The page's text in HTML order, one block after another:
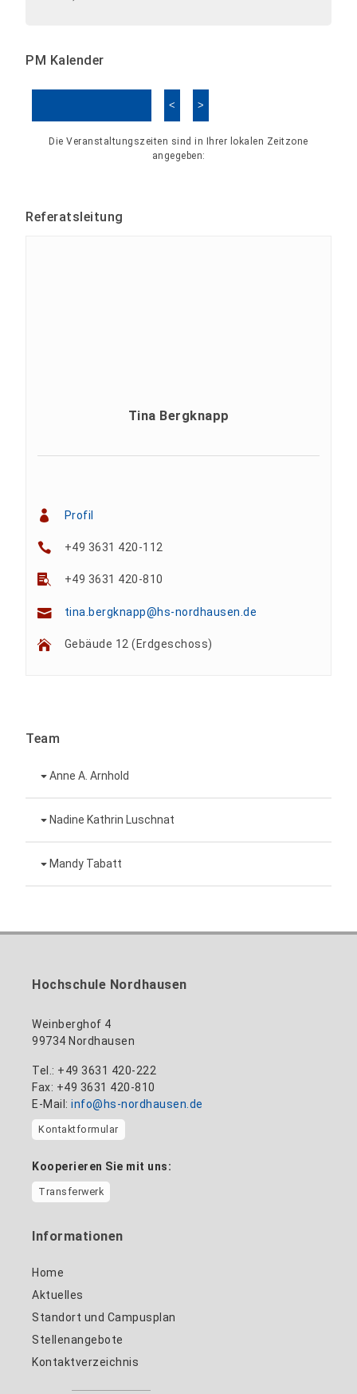
PM Kalender
< >
Die Veranstaltungszeiten sind in Ihrer lokalen Zeitzone
angegeben:
Referatsleitung
Tina Bergknapp
Profil
+49 3631 420-112
+49 3631 420-810
tina.bergknapp@hs-nordhausen.de
Gebäude 12 (Erdgeschoss)
Team
Anne A. Arnhold
+49 3631 420-151
anne-ariane.arnhold@hs-nordhausen.de
Nadine Kathrin Luschnat
Gebäude 12 (Erdgeschoss)
Mandy Tabatt
mandy.tabatt@hs-nordhausen.de
Gebäude 11, Raum 11.0101
Hochschule Nordhausen
Weinberghof 4
99734 Nordhausen
Tel.: +49 3631 420-222
Fax: +49 3631 420-810
E-Mail: info@hs-nordhausen.de
Kontaktformular
Kooperieren Sie mit uns:
Transferwerk
Informationen
Home
Aktuelles
Standort und Campusplan
Stellenangebote
Kontaktverzeichnis